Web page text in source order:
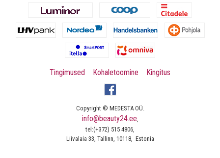
Tingimused Kohaletoomine Kingitus
Copyright © MEDESTA OÜ.
info@beauty24.ee
tel:(+372) 515 4806,
Liivalaia 33, Tallinn, 10118, Estonia